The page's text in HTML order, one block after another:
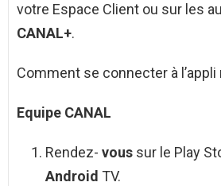
votre Espace Client ou sur les
CANAL+.
Comment se connecter à l’appli
Equipe CANAL
Rendez- vous sur le Play
Android TV.